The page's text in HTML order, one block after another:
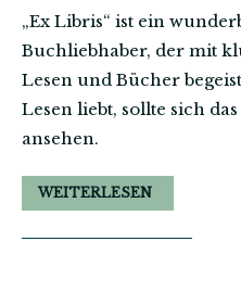
„Ex Libris“ ist ein
Buchliebhaber, der mit
Lesen und Bücher
Lesen liebt, sollte sich
ansehen.
WEITERLESEN